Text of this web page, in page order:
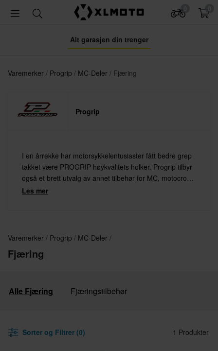
Alt garasjen din trenger
Varemerker Progrip MC-Deler Fjæring
Progrip
I en årrekke har motorsykkelentusiaster fått bedre grep
takket være PROGRIP høykvalitets holker. Progrip tilbyr
også et brett utvalg av annet tilbehør for MC, motocross
og snøscooter, som beskyttelsesbriller, hjelmer, hansker
Les mer
Varemerker Progrip MC-Deler
Fjæring
Alle Fjæring Fjæringstilbehør
Sorter og Filtrer (0) 1 Produkter